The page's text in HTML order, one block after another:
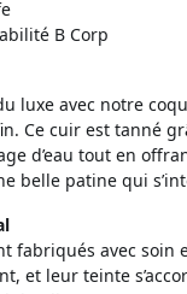
B Corp
luxe avec notre
Ce cuir est tanné
d’eau tout en
belle patine qui
fabriqués avec
et leur teinte